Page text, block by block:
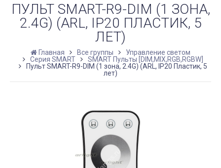
ПУЛЬТ SMART-R9-DIM (1 ЗОНА,
2.4G) (ARL, IP20 ПЛАСТИК, 5
ЛЕТ)
Главная Все группы
Управление светом
Серия SMART
SMART Пульты [DIM,MIX,RGB,RGBW]
Пульт SMART-R9-DIM (1 зона, 2.4G) (ARL, IP20 Пластик, 5
лет)